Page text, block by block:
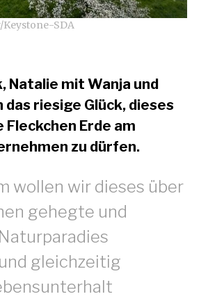
Keystone-SDA
Natalie mit Wanja und
riesige Glück, dieses
Erde am
zu dürfen.
wollen wir dieses über
gehegte und
gleichzeitig